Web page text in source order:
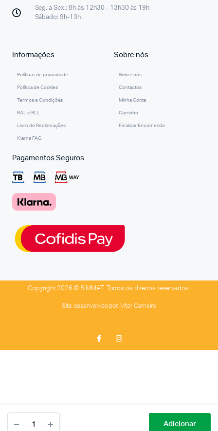
Adicionar
Seg. a Sex.: 8h às 12h30 - 13h30 às 19h
Sábado: 9h-13h
Informações
Políticas de privacidade
Política de Cookies
Termos e Condições
RAL e RLL
Livro de Reclamações
Klarna FAQ
Sobre nós
Sobre nós
Contactos
Minha Conta
Carrinho
Finalizar Encomenda
Pagamentos Seguros
Copyright 2026 © SIMMAT. Todos os direitos reservados.
Site desenvolvido por: Vítor Carneiro